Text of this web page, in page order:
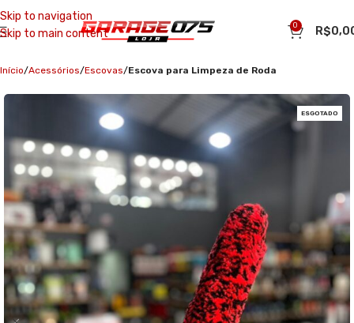
Skip to navigation
Skip to main content
0 R$
Início Acessórios Escovas Escova para Limpeza de Roda
ESGOTADO